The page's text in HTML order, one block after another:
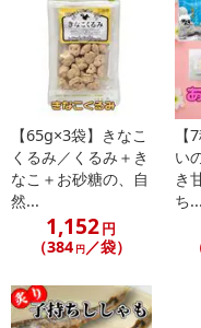
【65g×3袋】きなこ
くるみ／くるみ＋き
なこ＋お砂糖の、自
然...
1,152円
（384 円／袋）
【
い
き
ち...